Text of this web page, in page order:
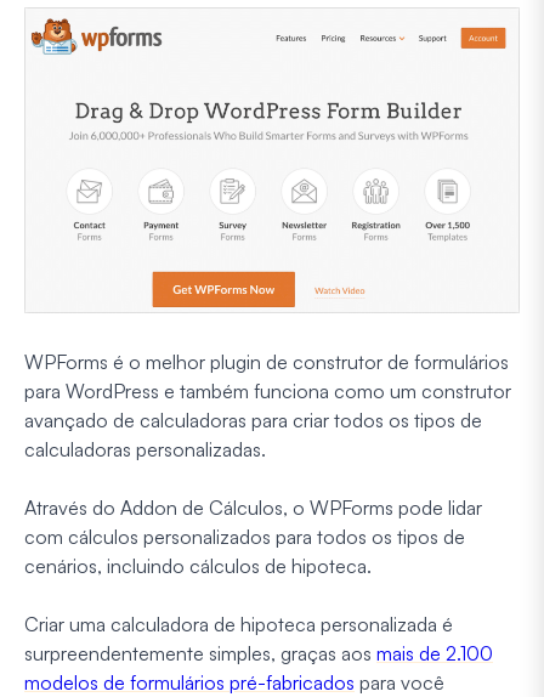
WPForms é o melhor plugin de construtor de formulários
para WordPress e também funciona como um construtor
avançado de calculadoras para criar todos os tipos de
calculadoras personalizadas.
Através do Addon de Cálculos, o WPForms pode lidar
com cálculos personalizados para todos os tipos de
cenários, incluindo cálculos de hipoteca.
Criar uma calculadora de hipoteca personalizada é
surpreendentemente simples, graças aos mais de 2.100
modelos de formulários pré-fabricados para você